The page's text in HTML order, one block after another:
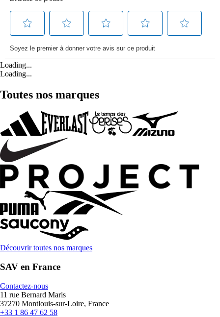
Loading...
Loading...
Toutes nos marques
Découvrir toutes nos marques
SAV en France
Contactez-nous
11 rue Bernard Maris
37270 Montlouis-sur-Loire, France
+33 1 86 47 62 58